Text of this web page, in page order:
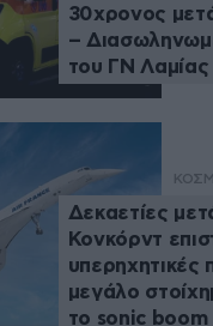
30χρονος
–
του ΓΝ Λαμίας
Δεκαετίες
Κονκόρντ
υπερηχητικές
μεγάλο
το sonic boom